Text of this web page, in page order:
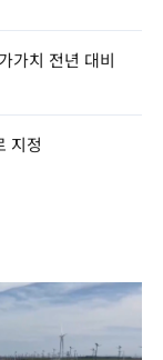
가치 전년 대비
지정